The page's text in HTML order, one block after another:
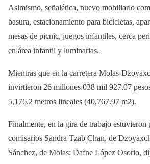
Asimismo, señalética, nuevo mobiliario
basura, estacionamiento para bicicletas,
mesas de picnic, juegos infantiles, cerca
en área infantil y luminarias.
Mientras que en la carretera Molas-
invirtieron 26 millones 038 mil 927.07
5,176.2 metros lineales (40,767.97 m2).
Finalmente, en la gira de trabajo estuvieron
comisarios Sandra Tzab Chan, de
Sánchez, de Molas; Dafne López Osorio,